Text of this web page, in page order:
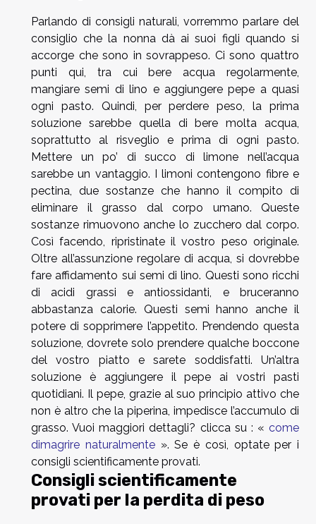
Parlando di consigli naturali, vorremmo parlare del
consiglio che la nonna dà ai suoi figli quando si
accorge che sono in sovrappeso. Ci sono quattro
punti qui, tra cui bere acqua regolarmente,
mangiare semi di lino e aggiungere pepe a quasi
ogni pasto. Quindi, per perdere peso, la prima
soluzione sarebbe quella di bere molta acqua,
soprattutto al risveglio e prima di ogni pasto.
Mettere un po’ di succo di limone nell’acqua
sarebbe un vantaggio. I limoni contengono fibre e
pectina, due sostanze che hanno il compito di
eliminare il grasso dal corpo umano. Queste
sostanze rimuovono anche lo zucchero dal corpo.
Così facendo, ripristinate il vostro peso originale.
Oltre all’assunzione regolare di acqua, si dovrebbe
fare affidamento sui semi di lino. Questi sono ricchi
di acidi grassi e antiossidanti, e bruceranno
abbastanza calorie. Questi semi hanno anche il
potere di sopprimere l’appetito. Prendendo questa
soluzione, dovrete solo prendere qualche boccone
del vostro piatto e sarete soddisfatti. Un’altra
soluzione è aggiungere il pepe ai vostri pasti
quotidiani. Il pepe, grazie al suo principio attivo che
non è altro che la piperina, impedisce l’accumulo di
grasso. Vuoi maggiori dettagli? clicca su : « come
dimagrire naturalmente». Se è così, optate per i
consigli scientificamente provati.
Consigli scientificamente
provati per la perdita di peso